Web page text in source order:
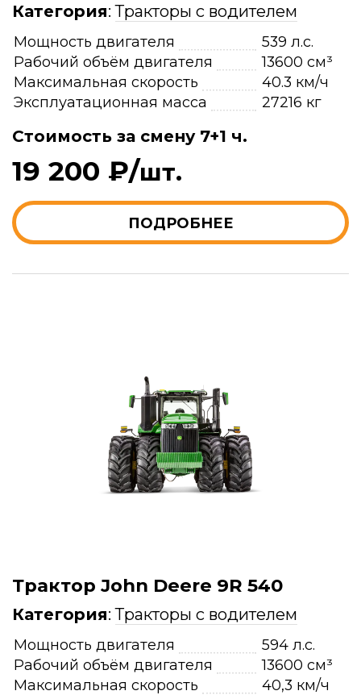
Категория:Тракторы с водителем
Мощность двигателя
539 л.с.
Рабочий объём двигателя
13600 см³
Максимальная скорость
40.3 км/ч
Эксплуатационная масса
27216 кг
Стоимость за смену 7+1 ч.
19 200 ₽/шт.
ПОДРОБНЕЕ
Трактор John Deere 9R 540
Категория:Тракторы с водителем
Мощность двигателя
594 л.с.
Рабочий объём двигателя
13600 см³
Максимальная скорость
40,3 км/ч